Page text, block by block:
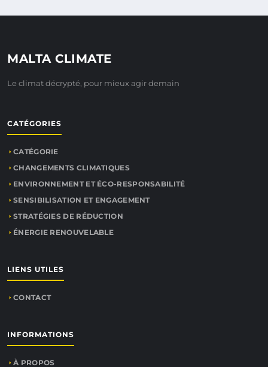
MALTA CLIMATE
Le climat décrypté, pour mieux agir demain
CATÉGORIES
CATÉGORIE
CHANGEMENTS CLIMATIQUES
ENVIRONNEMENT ET ÉCO-RESPONSABILITÉ
SENSIBILISATION ET ENGAGEMENT
STRATÉGIES DE RÉDUCTION
ÉNERGIE RENOUVELABLE
LIENS UTILES
CONTACT
INFORMATIONS
À PROPOS